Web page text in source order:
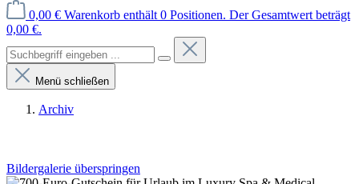
0,00 € Warenkorb enthält 0 Positionen. Der Gesamtwert beträgt
0,00 €.
Menü schließen
Archiv
Bildergalerie überspringen